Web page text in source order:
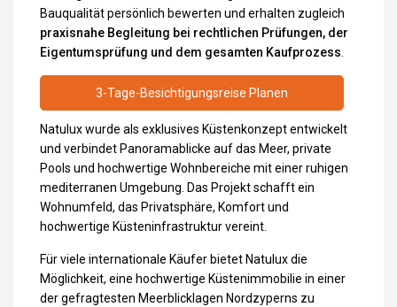
Bauqualität persönlich bewerten und erhalten zugleich
praxisnahe Begleitung bei rechtlichen Prüfungen, der
Eigentumsprüfung und dem gesamten Kaufprozess
3-Tage-Besichtigungsreise Planen
Natulux wurde als exklusives Küstenkonzept entwickelt
und verbindet Panoramablicke auf das Meer, private
Pools und hochwertige Wohnbereiche mit einer ruhigen
mediterranen Umgebung. Das Projekt schafft ein
Wohnumfeld, das Privatsphäre, Komfort und
hochwertige Küsteninfrastruktur vereint.
Für viele internationale Käufer bietet Natulux die
Möglichkeit, eine hochwertige Küstenimmobilie in einer
der gefragtesten Meerblicklagen Nordzyperns zu